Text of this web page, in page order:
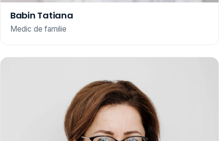
Babin Tatiana
Medic de familie